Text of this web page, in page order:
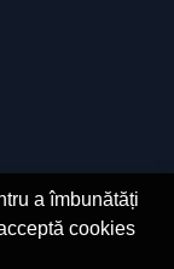
a îmbunătăți
cookies